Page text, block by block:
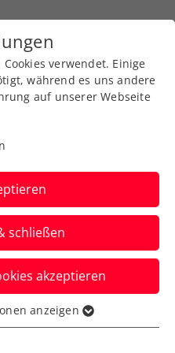
Junior
Neubauer
sind beim ITF-
/ Redaktion, 08.08.2024
verwendet. Einige
während es uns andere
auf unserer Webseite
schließen
akzeptieren
grundlegende
anzeigen